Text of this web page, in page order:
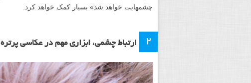
چشمهایت خواهد شد» بسیار کمک خواهد کرد.
۲ ارتباط چشمی، ابزاری مهم در عکاسی پرتره